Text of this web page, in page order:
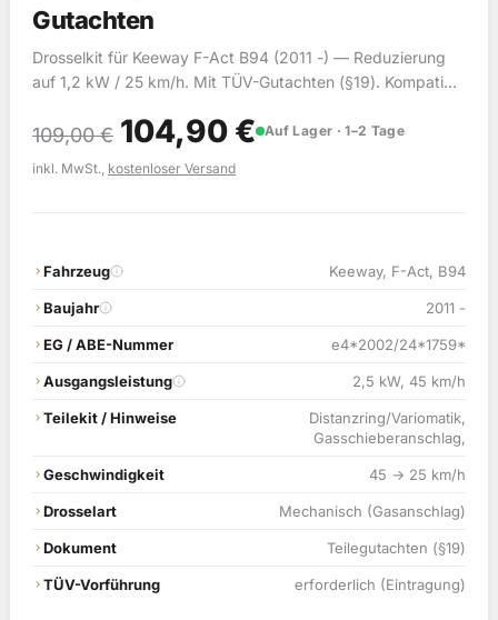
Gutachten
Drosselkit für Keeway F-Act B94 (2011 -) — Reduzierung
auf 1,2 kW / 25 km/h. Mit TÜV-Gutachten (§19). Kompatibel
109,00€ Ursprünglicher
Preis
109,00 €
104,90 €Aktueller
104,90 €.
Auf Lager · 1–2 Tage
inkl. MwSt., kostenloser Versand
Fahrzeug Keeway, F-Act, B94
Baujahr 2011 -
EG / ABE-Nummer e4*2002/24*1759*
Ausgangsleistung 2,5 kW, 45 km/h
Teilekit / Hinweise
Distanzring/Variomatik,
Gasschieberanschlag,
Geschwindigkeit 45 → 25 km/h
Drosselart Mechanisch (Gasanschlag)
Dokument Teilegutachten (§19)
TÜV-Vorführung erforderlich (Eintragung)